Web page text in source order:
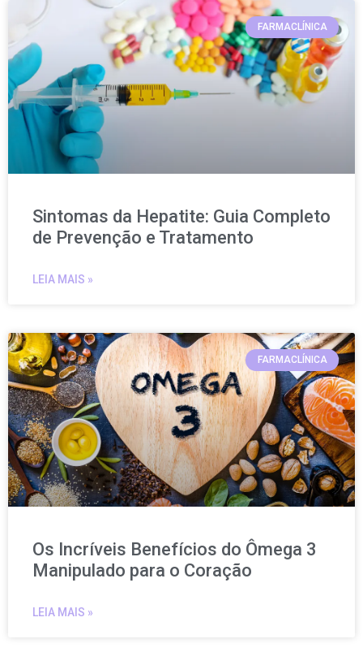
FARMACLÍNICA
Sintomas da Hepatite: Guia Completo
de Prevenção e Tratamento
LEIA MAIS »
FARMACLÍNICA
Os Incríveis Benefícios do Ômega 3
Manipulado para o Coração
LEIA MAIS »